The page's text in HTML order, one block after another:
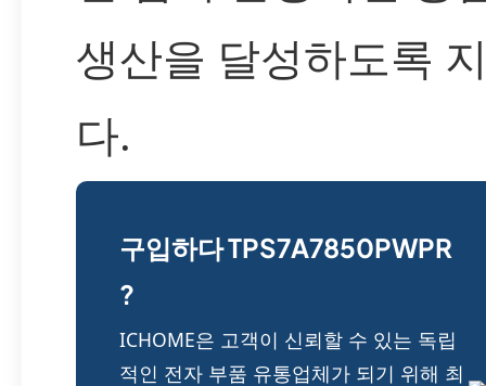
생산을 달성하도록
다.
구입하다 TPS7A7850PWPR
?
ICHOME은 고객이 신뢰할 수 있는 독립
적인 전자 부품 유통업체가 되기 위해 최